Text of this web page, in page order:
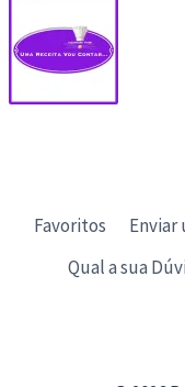
Favoritos Enviar
Qual a sua